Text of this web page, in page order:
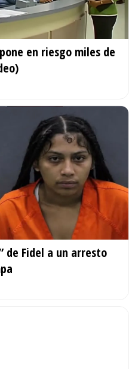
en riesgo miles de
de Fidel a un arresto